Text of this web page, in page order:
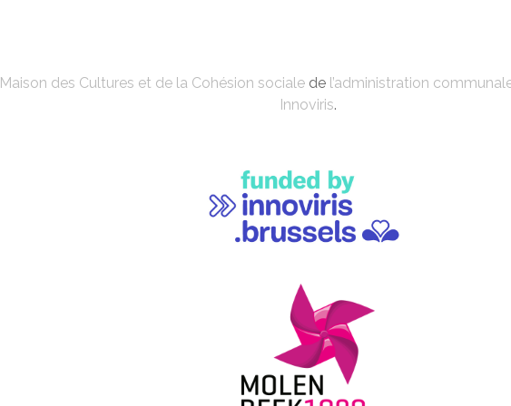
des Cultures et de la Cohésion socialede l’administration
Innoviris.